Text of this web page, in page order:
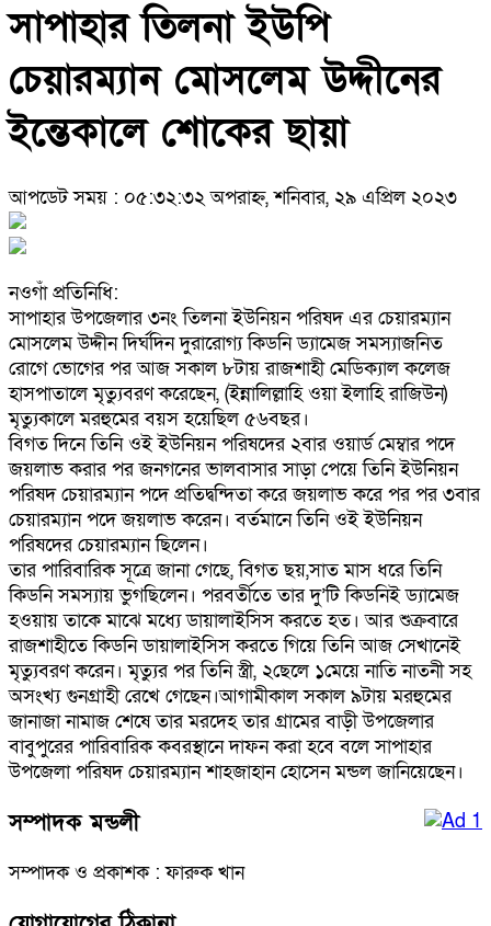
সাপাহার তিলনা ইউপি
চেয়ারম্যান মোসলেম উদ্দীনের
ইন্তেকালে শোকের ছায়া
আপডেট সময় : ০৫:৩২:৩২ অপরাহ্ন, শনিবার, ২৯ এপ্রিল ২০২৩
নওগাঁ প্রতিনিধি:
সাপাহার উপজেলার ৩নং তিলনা ইউনিয়ন পরিষদ এর চেয়ারম্যান
মোসলেম উদ্দীন দির্ঘদিন দুরারোগ্য কিডনি ড্যামেজ সমস্যাজনিত
রোগে ভোগের পর আজ সকাল ৮টায় রাজশাহী মেডিক্যাল কলেজ
হাসপাতালে মৃত্যুবরণ করেছেন, (ইন্নালিল্লাহি ওয়া ইলাহি রাজিউন)
মৃত্যুকালে মরহুমের বয়স হয়েছিল ৫৬বছর।
বিগত দিনে তিনি ওই ইউনিয়ন পরিষদের ২বার ওয়ার্ড মেম্বার পদে
জয়লাভ করার পর জনগনের ভালবাসার সাড়া পেয়ে তিনি ইউনিয়ন
পরিষদ চেয়ারম্যান পদে প্রতিদ্বন্দিতা করে জয়লাভ করে পর পর ৩বার
চেয়ারম্যান পদে জয়লাভ করেন। বর্তমানে তিনি ওই ইউনিয়ন
পরিষদের চেয়ারম্যান ছিলেন।
তার পারিবারিক সূত্রে জানা গেছে, বিগত ছয়,সাত মাস ধরে তিনি
কিডনি সমস্যায় ভুগছিলেন। পরবর্তীতে তার দু’টি কিডনিই ড্যামেজ
হওয়ায় তাকে মাঝে মধ্যে ডায়ালাইসিস করতে হত। আর শুক্রবারে
রাজশাহীতে কিডনি ডায়ালাইসিস করতে গিয়ে তিনি আজ সেখানেই
মৃত্যুবরণ করেন। মৃত্যুর পর তিনি স্ত্রী, ২ছেলে ১মেয়ে নাতি নাতনী সহ
অসংখ্য গুনগ্রাহী রেখে গেছেন।আগামীকাল সকাল ৯টায় মরহুমের
জানাজা নামাজ শেষে তার মরদেহ তার গ্রামের বাড়ী উপজেলার
বাবুপুরের পারিবারিক কবরস্থানে দাফন করা হবে বলে সাপাহার
উপজেলা পরিষদ চেয়ারম্যান শাহজাহান হোসেন মন্ডল জানিয়েছেন।
সম্পাদক মন্ডলী
সম্পাদক ও প্রকাশক : ফারুক খান